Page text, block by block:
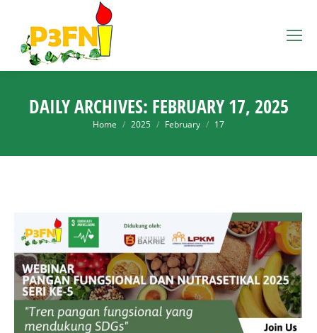
DAILY ARCHIVES: FEBRUARY 17, 2025
You are here:
Home 2025 February 17